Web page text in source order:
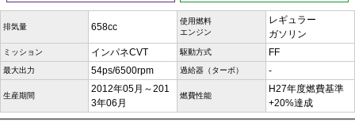
排気量 658cc
使用燃料
エンジン
レギュラー
ガソリン
ミッション インパネCVT 駆動方式 FF
最大出力 54ps/6500rpm 過給器（ターボ） -
生産期間
2012年05月～201
3年06月
燃費性能
H27年度燃費基準
+20%達成